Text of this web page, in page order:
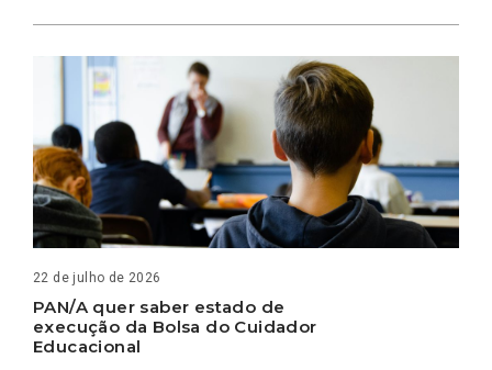
22 de julho de 2026
PAN/A quer saber estado de
execução da Bolsa do Cuidador
Educacional